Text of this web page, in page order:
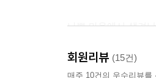
나쁜 마음에서 생겨
긍정의 힘은 고립된
회원리뷰 (15건)
매주 10건의 우수리뷰